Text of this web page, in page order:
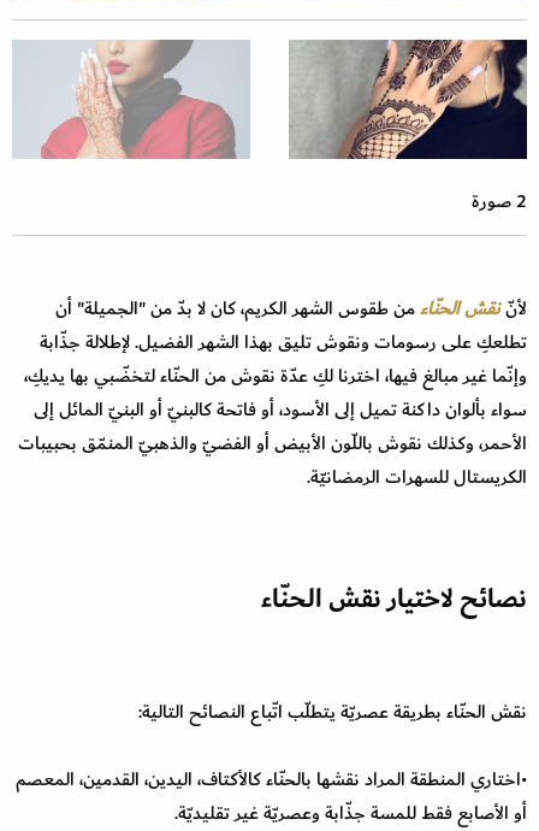
2 صورة
لأنّنقش الحنّاءمن طقوس الشهر الكريم، كان لا بدّ من "الجميلة" أن
تطلعكِ على رسومات ونقوش تليق بهذا الشهر الفضيل. لإطلالة جذّابة
وإنّما غير مبالغ فيها، اخترنا لكِ عدّة نقوش من الحنّاء لتخضّبي بها يديكِ،
سواء بألوان داكنة تميل إلى الأسود، أو فاتحة كالبنيّ أو البنيّ المائل إلى
الأحمر، وكذلك نقوش باللّون الأبيض أو الفضيّ والذهبيّ المنمّق بحبيبات
الكريستال للسهرات الرمضانيّة.
نصائح لاختيارنقش الحنّاء
نقش الحنّاء بطريقة عصريّة يتطلّب اتّباع النصائح التالية:
•اختاري المنطقة المراد نقشها بالحنّاء كالأكتاف، اليدين، القدمين، المعصم
أو الأصابع فقط للمسة جذّابة وعصريّة غير تقليديّة.